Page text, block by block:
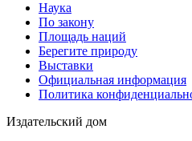
Наука
По закону
Площадь наций
Берегите природу
Выставки
Официальная информация
Политика
Издательский дом